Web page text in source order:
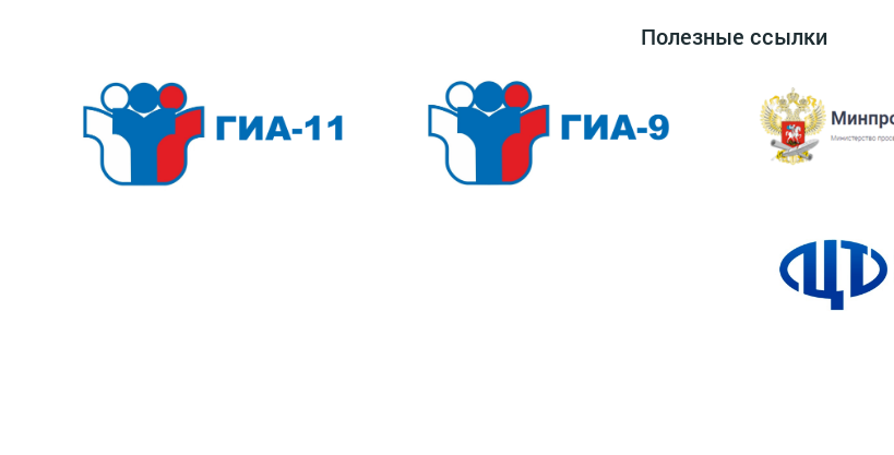
Полезные ссылки